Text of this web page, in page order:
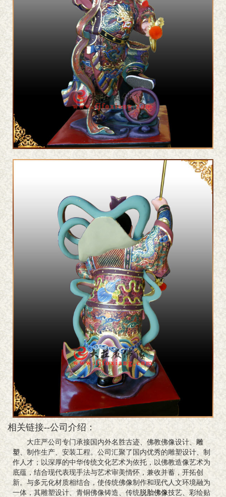
相关链接--公司介绍：
大庄严公司专门承接国内外名胜古迹、佛教佛像设计、 雕
塑 、制作生产、安装工程。公司汇聚了国内优秀的雕塑设计、制
作人才；以深厚的中华传统文化艺术为依托，以佛教造像艺术为
底蕴，结合现代表现手法与艺术审美情怀，兼收并蓄，开拓创
新。与多元化材质相结合，使传统佛像制作和现代人文环境融为
一体，其雕塑设计、青铜佛像铸造、传统脱胎佛像技艺、彩绘贴